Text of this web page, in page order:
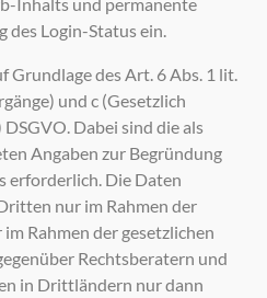
des Login-Status ein.
des Art. 6 Abs. 1 lit.
und c (Gesetzlich
Dabei sind die als
Angaben zur Begründung
erforderlich. Die Daten
nur im Rahmen der
Rahmen der gesetzlichen
Rechtsberatern und
in Drittländern nur dann